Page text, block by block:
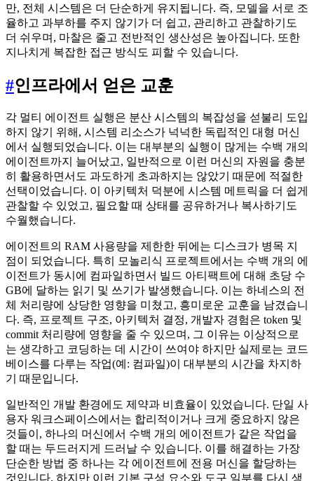
만, 전체 시스템은 더 단순하게 유지됩니다. 즉, 모델을 서로 조
율하고 과부하를 주지 않기가 더 쉽고, 관리하고 관찰하기도
더 쉬우며, 마찰은 줄고 전반적인 생산성은 높아집니다. 또한
지나치게 복잡한 접근 방식도 피할 수 있습니다.
#인프라에서 얻은 교훈
각 멀티 에이전트 실행은 분산 시스템의 복잡성을 섣불리 도입
하지 않기 위해, 시스템 리소스가 넉넉한 독립적인 대형 머신
에서 실행되었습니다. 이는 대부분의 실행이 많게는 수백 개의
에이전트까지 늘어났고, 일반적으로 이런 머신의 자원을 충분
히 활용하면서도 과도하게 초과하지는 않았기 때문에 적절한
선택이었습니다. 이 아키텍처 덕분에 시스템 메트릭을 더 쉽게
관찰할 수 있었고, 필요할 때 상태를 공유하거나 복사하기도
수월했습니다.
에이전트의 RAM 사용량을 제한한 뒤에는 디스크가 병목 지
점이 되었습니다. 특히 모놀리식 프로젝트에서는 수백 개의 에
이전트가 동시에 컴파일하면서 빌드 아티팩트에 대해 초당 수
GB에 달하는 읽기 및 쓰기가 발생했습니다. 이는 하네스의 전
체 처리량에 상당한 영향을 미쳤고, 흥미로운 교훈을 남겼습니
다. 즉, 프로젝트 구조, 아키텍처 결정, 개발자 경험은 token 및
commit 처리량에 영향을 줄 수 있으며, 그 이유는 이상적으로
는 생각하고 코딩하는 데 시간이 쓰여야 하지만 실제로는 코드
베이스를 다루는 작업(예: 컴파일)이 대부분의 시간을 차지하
기 때문입니다.
일반적인 개발 환경에도 제약과 비효율이 있었습니다. 단일 사
용자 워크스페이스에서는 합리적이거나 크게 중요하지 않은
것들이, 하나의 머신에서 수백 개의 에이전트가 같은 작업을
할 때는 두드러지게 드러날 수 있습니다. 이를 해결하는 가장
단순한 방법 중 하나는 각 에이전트에 전용 머신을 할당하는
것입니다. 하지만 이런 기본 구성 요소와 도구 일부를 다시 생